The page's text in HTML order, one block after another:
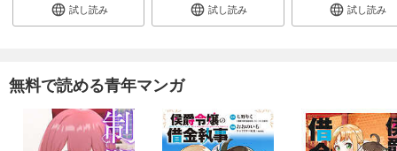
試し読み 試し読み 試し読み
無料で読める青年マンガ